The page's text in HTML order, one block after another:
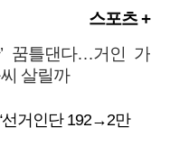
스포츠 +
’ 꿈틀댄다…거인 가
살릴까
거인단 192→2만